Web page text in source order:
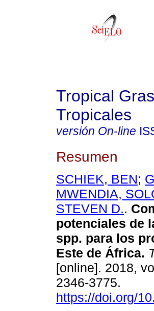
Tropical
Tropicales
versión On-line
Resumen
SCHIEK, BEN;
MWENDIA,
STEVEN D..
potenciales de
spp. para los
Este de África.
[online]. 2018,
2346-3775.
https://doi.org/